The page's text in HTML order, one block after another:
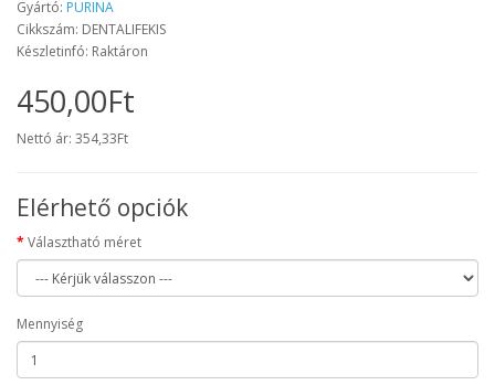
Gyártó: PURINA
Cikkszám: DENTALIFEKIS
Készletinfó: Raktáron
450,00Ft
Nettó ár: 354,33Ft
Elérhető opciók
Választható méret
Mennyiség